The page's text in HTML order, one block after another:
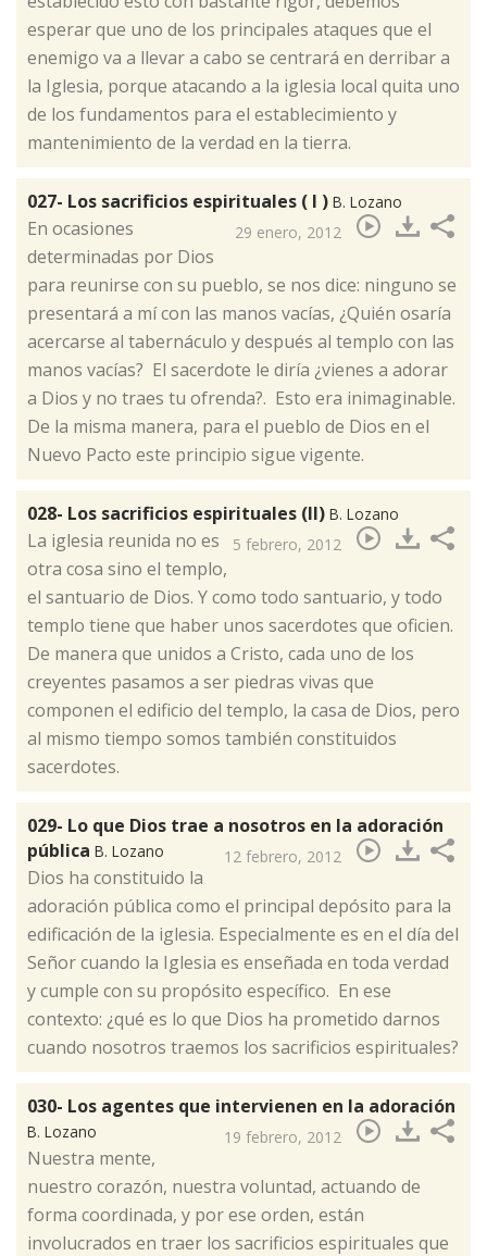
esperar que uno de los principales ataques que el
enemigo va a llevar a cabo se centrará en derribar a
la Iglesia, porque atacando a la iglesia local quita uno
de los fundamentos para el establecimiento y
mantenimiento de la verdad en la tierra.
027- Los sacrificios espirituales ( I ) B. Lozano
29 enero, 2012
​En ocasiones
determinadas por Dios
para reunirse con su pueblo, se nos dice: ninguno se
presentará a mí con las manos vacías, ¿Quién osaría
acercarse al tabernáculo y después al templo con las
manos vacías? El sacerdote le diría ¿vienes a adorar
a Dios y no traes tu ofrenda?. Esto era inimaginable.
De la misma manera, para el pueblo de Dios en el
Nuevo Pacto este principio sigue vigente.
028- Los sacrificios espirituales (II) B. Lozano
5 febrero, 2012
​La iglesia reunida no es
otra cosa sino el templo,
el santuario de Dios. Y como todo santuario, y todo
templo tiene que haber unos sacerdotes que oficien.
De manera que unidos a Cristo, cada uno de los
creyentes pasamos a ser piedras vivas que
componen el edificio del templo, la casa de Dios, pero
al mismo tiempo somos también constituidos
sacerdotes.
029- Lo que Dios trae a nosotros en la adoración
pública B. Lozano 12 febrero, 2012
​Dios ha constituido la
adoración pública como el principal depósito para la
edificación de la iglesia. Especialmente es en el día del
Señor cuando la Iglesia es enseñada en toda verdad
y cumple con su propósito específico. En ese
contexto: ¿qué es lo que Dios ha prometido darnos
cuando nosotros traemos los sacrificios espirituales?
030- Los agentes que intervienen en la adoración
B. Lozano 19 febrero, 2012
​Nuestra mente,
nuestro corazón, nuestra voluntad, actuando de
forma coordinada, y por ese orden, están
involucrados en traer los sacrificios espirituales que